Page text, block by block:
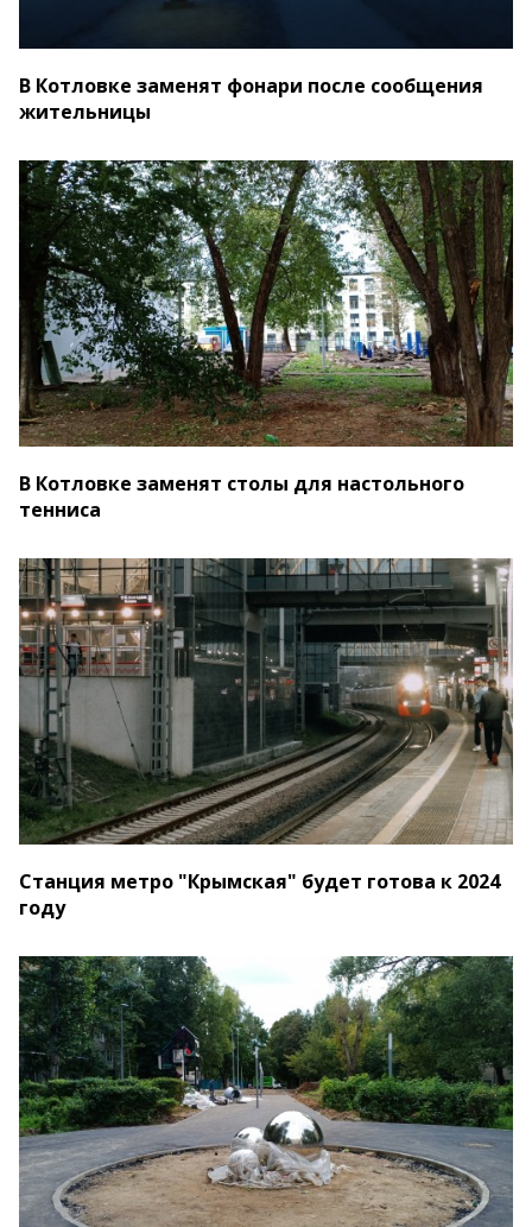
В Котловке заменят фонари после сообщения
жительницы
В Котловке заменят столы для настольного
тенниса
Станция метро "Крымская" будет готова к 2024
году